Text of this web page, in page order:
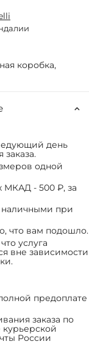
коробка,
день
одной
МКАД - 500 ₽, за
наличными при
что вам подошло.
услуга
вне зависимости
предоплате
заказа по
курьерской
России